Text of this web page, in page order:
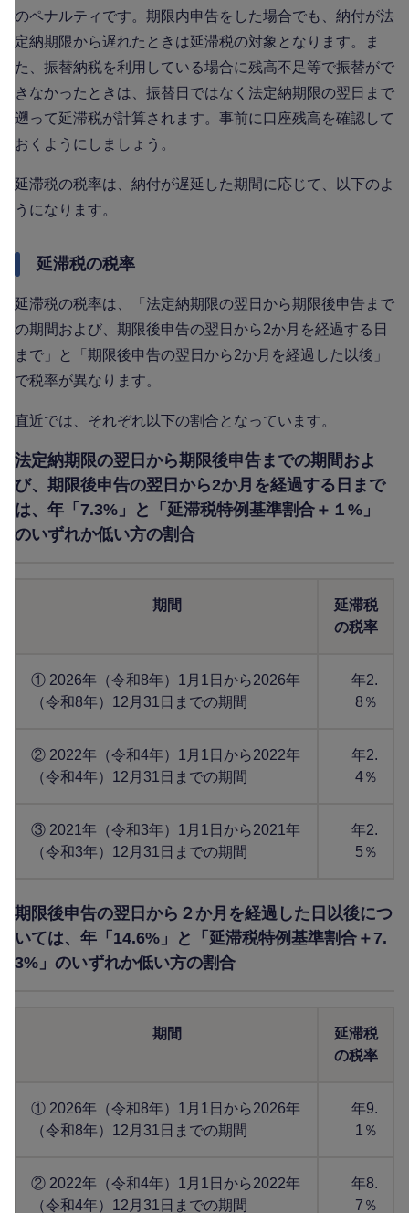
のペナルティです。期限内申告をした場合でも、納付が法
定納期限から遅れたときは延滞税の対象となります。ま
た、振替納税を利用している場合に残高不足等で振替がで
きなかったときは、振替日ではなく法定納期限の翌日まで
遡って延滞税が計算されます。事前に口座残高を確認して
おくようにしましょう。
延滞税の税率は、納付が遅延した期間に応じて、以下のよ
うになります。
延滞税の税率
延滞税の税率は、「法定納期限の翌日から期限後申告まで
の期間および、期限後申告の翌日から2か月を経過する日
まで」と「期限後申告の翌日から2か月を経過した以後」
で税率が異なります。
直近では、それぞれ以下の割合となっています。
法定納期限の翌日から期限後申告までの期間およ
び、期限後申告の翌日から2か月を経過する日まで
は、年「7.3%」と「延滞税特例基準割合＋１%」
のいずれか低い方の割合
期間
延滞税
の税率
① 2026年（令和8年）1月1日から2026年
（令和8年）12月31日までの期間
年2.
8％
② 2022年（令和4年）1月1日から2022年
（令和4年）12月31日までの期間
年2.
4％
③ 2021年（令和3年）1月1日から2021年
（令和3年）12月31日までの期間
年2.
5％
期限後申告の翌日から２か月を経過した日以後につ
いては、年「14.6%」と「延滞税特例基準割合＋7.
3%」のいずれか低い方の割合
期間
延滞税
の税率
① 2026年（令和8年）1月1日から2026年
（令和8年）12月31日までの期間
年9.
1％
② 2022年（令和4年）1月1日から2022年
（令和4年）12月31日までの期間
年8.
7％